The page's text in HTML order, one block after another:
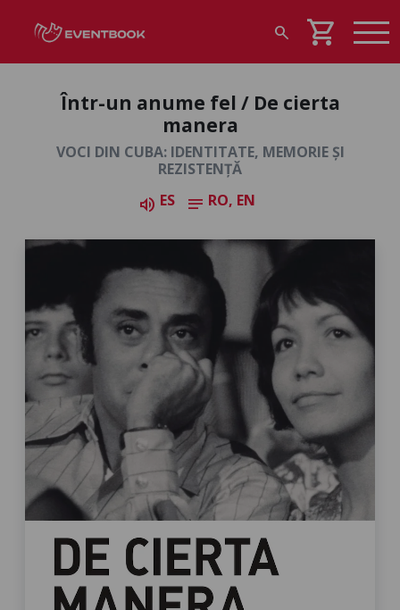
search shopping_cart
Într-un anume fel / De cierta
manera
VOCI DIN CUBA: IDENTITATE, MEMORIE ȘI
REZISTENȚĂ
volume_up ES notes RO, EN